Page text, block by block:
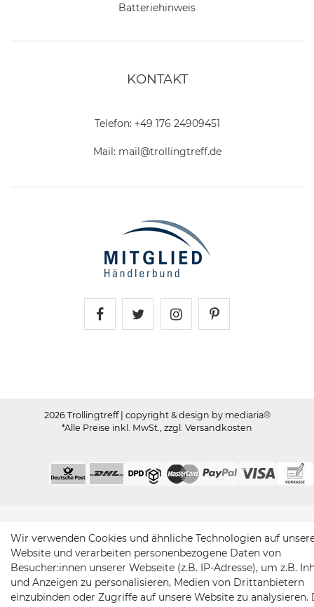
Batteriehinweis
KONTAKT
Telefon: +49 176 24909451
Mail: mail@trollingtreff.de
2026 Trollingtreff | copyright & design by mediaria®
*Alle Preise inkl. MwSt., zzgl. Versandkosten
Wir verwenden Cookies und ähnliche Technologien auf
Website und verarbeiten personenbezogene Daten von
Besucher:innen unserer Webseite (z.B. IP-Adresse), um z.B.
und Anzeigen zu personalisieren, Medien von Drittanbietern
einzubinden oder Zugriffe auf unsere Website zu analysieren.